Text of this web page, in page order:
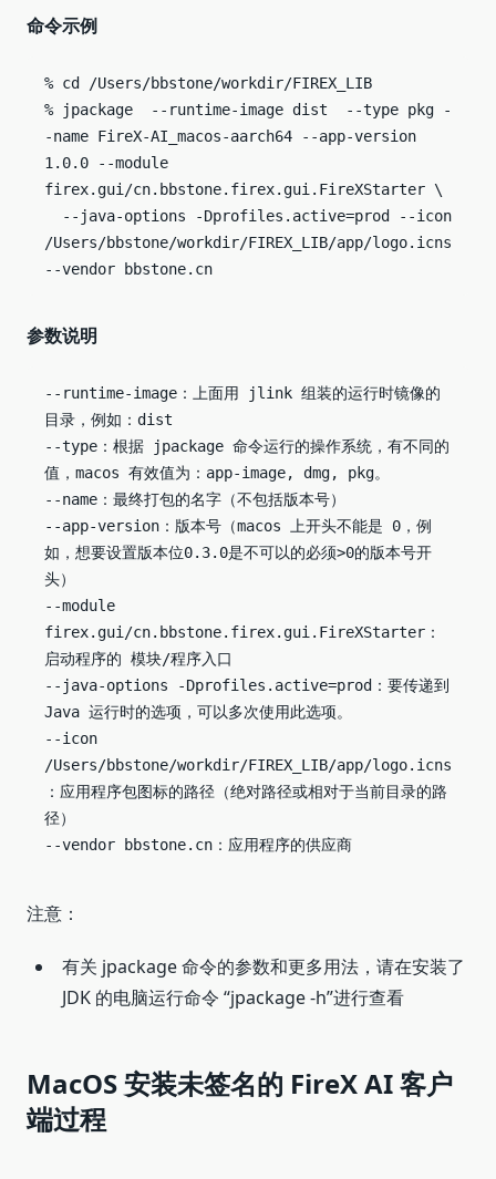
命令示例
% cd /Users/bbstone/workdir/FIREX_LIB
% jpackage  --runtime-image dist  --type pkg -
-name FireX-AI_macos-aarch64 --app-version
1.0.0 --module
firex.gui/cn.bbstone.firex.gui.FireXStarter \
/Users/bbstone/workdir/FIREX_LIB/app/logo.icns
--vendor bbstone.cn
参数说明
--runtime-image：上面用 jlink 组装的运行时镜像的
目录，例如：dist
--type：根据 jpackage 命令运行的操作系统，有不同的
值，macos 有效值为：app-image, dmg, pkg。
--name：最终打包的名字（不包括版本号）
--app-version：版本号（macos 上开头不能是 0，例
如，想要设置版本位0.3.0是不可以的必须>0的版本号开
头）
--module
firex.gui/cn.bbstone.firex.gui.FireXStarter：
启动程序的 模块/程序入口
--java-options -Dprofiles.active=prod：要传递到
Java 运行时的选项，可以多次使用此选项。
--icon
/Users/bbstone/workdir/FIREX_LIB/app/logo.icns
：应用程序包图标的路径（绝对路径或相对于当前目录的路
径）
--vendor bbstone.cn：应用程序的供应商
注意：
有关 jpackage 命令的参数和更多用法，请在安装了
JDK 的电脑运行命令 “jpackage -h”进行查看
MacOS 安装未签名的 FireX AI 客户
端过程